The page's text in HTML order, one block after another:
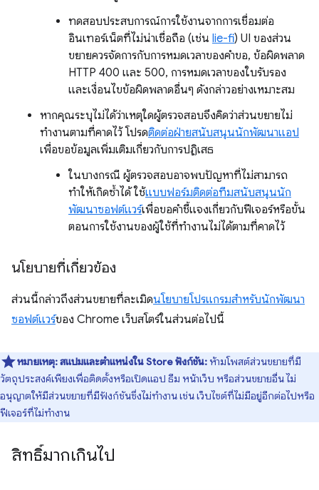
ทดสอบประสบการณ์การใช้งานจากการเชื่อมต่อ
อินเทอร์เน็ตที่ไม่น่าเชื่อถือ (เช่น lie-fi) UI ของส่วน
ขยายควรจัดการกับการหมดเวลาของคำขอ, ข้อผิดพลาด
HTTP 400 และ 500, การหมดเวลาของใบรับรอง
และเงื่อนไขข้อผิดพลาดอื่นๆ ดังกล่าวอย่างเหมาะสม
หากคุณระบุไม่ได้ว่าเหตุใดผู้ตรวจสอบจึงคิดว่าส่วนขยายไม่
ทำงานตามที่คาดไว้ โปรดติดต่อฝ่ายสนับสนุนนักพัฒนาแอป
เพื่อขอข้อมูลเพิ่มเติมเกี่ยวกับการปฏิเสธ
ในบางกรณี ผู้ตรวจสอบอาจพบปัญหาที่ไม่สามารถ
ทำให้เกิดซ้ำได้ ใช้แบบฟอร์มติดต่อทีมสนับสนุนนัก
พัฒนาซอฟต์แวร์เพื่อขอคำชี้แจงเกี่ยวกับฟีเจอร์หรือขั้น
ตอนการใช้งานของผู้ใช้ที่ทำงานไม่ได้ตามที่คาดไว้
นโยบายที่เกี่ยวข้อง
ส่วนนี้กล่าวถึงส่วนขยายที่ละเมิดนโยบายโปรแกรมสำหรับนักพัฒนา
ซอฟต์แวร์ของ Chrome เว็บสโตร์ในส่วนต่อไปนี้
หมายเหตุ:สแปมและตำแหน่งใน Storeฟังก์ชัน: ห้ามโพสต์ส่วนขยายที่มี
วัตถุประสงค์เพียงเพื่อติดตั้งหรือเปิดแอป ธีม หน้าเว็บ หรือส่วนขยายอื่น ไม่
อนุญาตให้มีส่วนขยายที่มีฟังก์ชันซึ่งไม่ทำงาน เช่น เว็บไซต์ที่ไม่มีอยู่อีกต่อไปหรือ
ฟีเจอร์ที่ไม่ทำงาน
สิทธิ์มากเกินไป